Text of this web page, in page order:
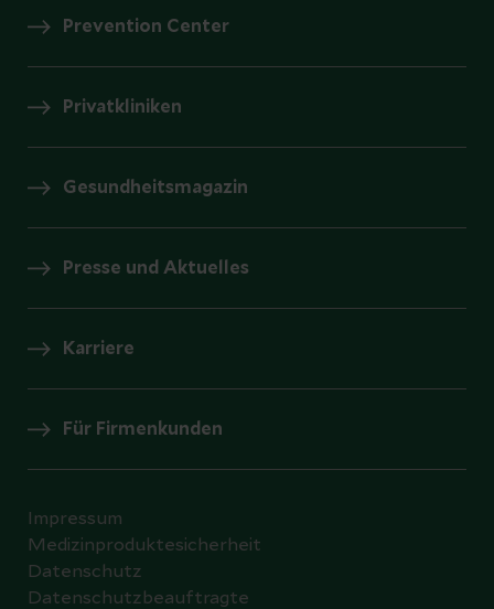
Prevention Center
Privatkliniken
Gesundheitsmagazin
Presse und Aktuelles
Karriere
Für Firmenkunden
Impressum
Medizinproduktesicherheit
Datenschutz
Datenschutzbeauftragte